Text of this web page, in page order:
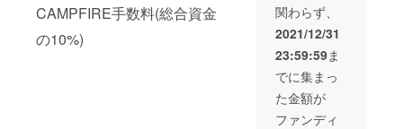
CAMPFIRE手数料(総合資金
の10%)
やりとりは
TwitterのDM
か、アプリをお
持ちでしたら
IRIAMの枠内、
CAMPFIREメッ
セージもしくは
メールにてヒア
リングいたしま
関わらず、
2021/12/31
23:59:59ま
でに集まっ
た金額が
ファンディ